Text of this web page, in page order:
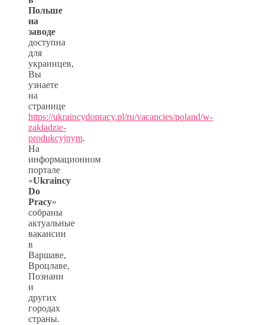
Польше
на
заводе
доступна
для
украинцев,
Вы
узнаете
на
странице
https://ukraincydopracy.pl/ru/vacancies/poland/w-
zakladzie-
produkcyjnym.
На
информационном
портале
«Ukraincy
Do
Pracy»
собраны
актуальные
вакансии
в
Варшаве,
Вроцлаве,
Познани
и
других
городах
страны.